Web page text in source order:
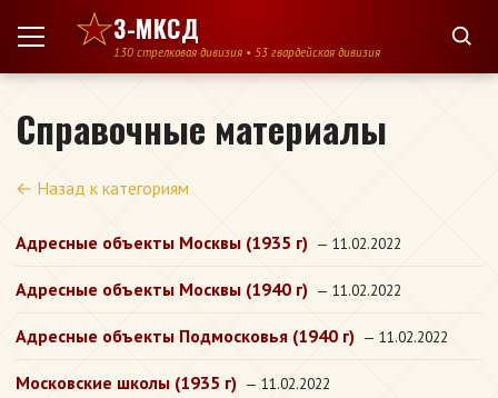
Перейти к содержимому
3-МКСД
130 стрелковая дивизия • 53 гвардейская дивизия
Справочные материалы
← Назад к категориям
Адресные объекты Москвы (1935 г) — 11.02.2022
Адресные объекты Москвы (1940 г) — 11.02.2022
Адресные объекты Подмосковья (1940 г) — 11.02.2022
Московские школы (1935 г) — 11.02.2022